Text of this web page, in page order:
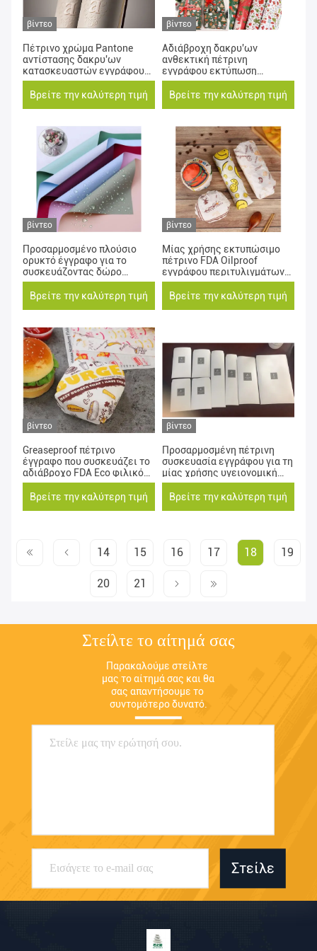
βίντεο
Πέτρινο χρώμα Pantone
αντίστασης δακρυ'ων
κατασκευαστών εγγράφου
ετικετών κρασιού
Βρείτε την καλύτερη τιμή
βίντεο
Αδιάβροχη δακρυ'ων
ανθεκτική πέτρινη
εγγράφου εκτύπωση
χρώματος Eco φιλική
προσαρμοσμένη
Βρείτε την καλύτερη τιμή
βίντεο
Προσαρμοσμένο πλούσιο
ορυκτό έγγραφο για το
συσκευάζοντας δώρο
Bonquet και περιτύλιγμα
λουλουδιών
Βρείτε την καλύτερη τιμή
βίντεο
Μίας χρήσης εκτυπώσιμο
πέτρινο FDA Oilproof
εγγράφου περιτυλιγμάτων
για τα τρόφιμα
Βρείτε την καλύτερη τιμή
βίντεο
Greaseproof πέτρινο
έγγραφο που συσκευάζει το
αδιάβροχο FDA Eco φιλικό
Oilproof
Βρείτε την καλύτερη τιμή
βίντεο
Προσαρμοσμένη πέτρινη
συσκευασία εγγράφου για τη
μίας χρήσης υγειονομική
τσάντα ξενοδοχείων
Βρείτε την καλύτερη τιμή
14 15 16 17 18 19
20 21
Στείλτε το αίτημά σας
Παρακαλούμε στείλτε
μας το αίτημά σας και θα
σας απαντήσουμε το
συντομότερο δυνατό.
Στείλε